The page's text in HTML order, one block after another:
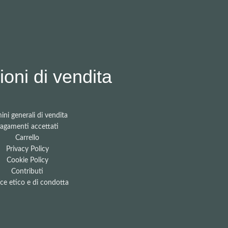
di vendita
generali di vendita
accettati
Carrello
Privacy Policy
Cookie Policy
Contributi
etico e di condotta